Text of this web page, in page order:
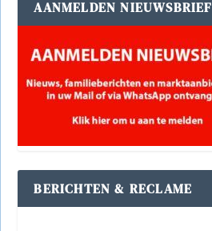
AANMELDEN NIEUWSBRIEF
BERICHTEN & RECLAME